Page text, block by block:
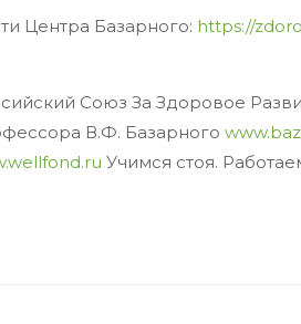
Центра Базарного: https://
Союз За Здоровое
В.Ф. Базарного
Учимся стоя.